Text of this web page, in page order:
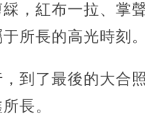
，紅布一拉、掌
所長的高光時刻。
，到了最後的大
長。